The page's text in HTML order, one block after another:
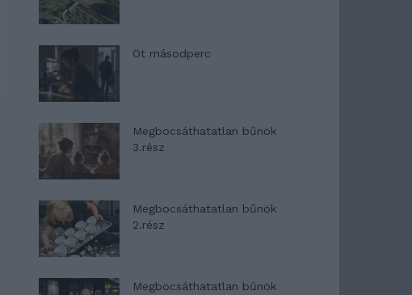
Öt másodperc
Megbocsáthatatlan bűnök
3.rész
Megbocsáthatatlan bűnök
2.rész
Megbocsáthatatlan bűnök